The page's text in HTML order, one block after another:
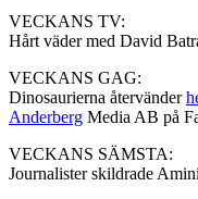
VECKANS TV:
Hårt väder med David
VECKANS GAG:
Dinosaurierna återvänder
Anderberg Media AB på
VECKANS SÄMSTA:
Journalister skildrade